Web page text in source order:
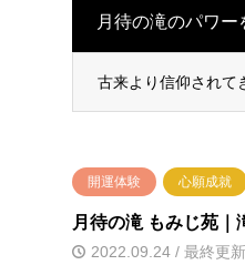
月待の滝のパワー
古来より信仰されて
開運体験 心願成就
月待の滝 もみじ苑
2022.09.24 / 最終更